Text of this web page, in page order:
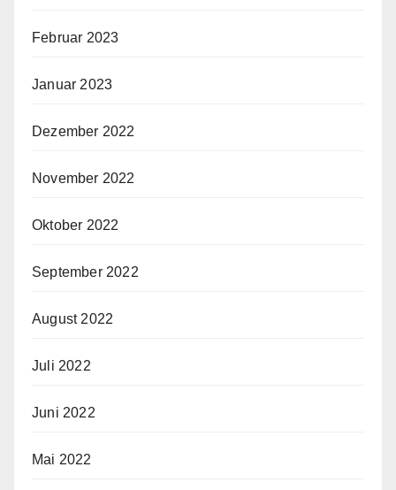
Februar 2023
Januar 2023
Dezember 2022
November 2022
Oktober 2022
September 2022
August 2022
Juli 2022
Juni 2022
Mai 2022